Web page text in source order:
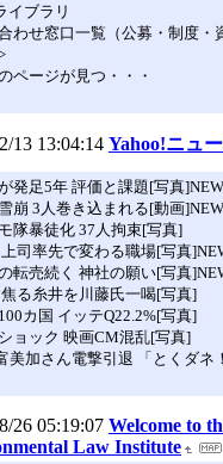
イブラリ
わせ窓口一覧（公募・制度・
ページが見つ・・・
13 13:04:14 Yahoo!ニュ
発足5年 評価と課題[写真
崩 3人巻き込まれる[動画
隊暴徒化 37人拘束[写真]
司率先で変わる職場[写真
転売続く 神社の願い[写真
る糸井を川藤氏一喝[写真]
カ国 イッテQ22.2%[写真]
ョック 映画CM混乱[写真]
美加さん電撃引退 「とくダネ
26 05:19:07 Welcome to
Law Institute